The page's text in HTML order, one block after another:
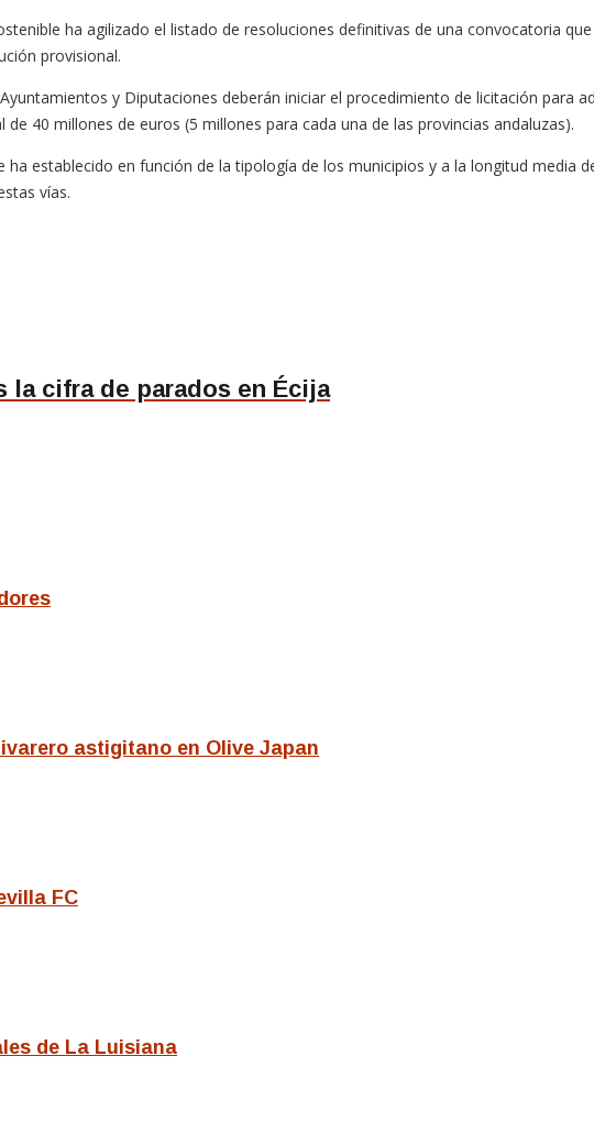
ha agilizado el listado de resoluciones definitivas de una convocatoria
provisional.
y Diputaciones deberán iniciar el procedimiento de licitación para
40 millones de euros (5 millones para cada una de las provincias andaluzas).
establecido en función de la tipología de los municipios y a la longitud media
vías.
la cifra de parados en Écija
astigitano en Olive Japan
FC
de La Luisiana